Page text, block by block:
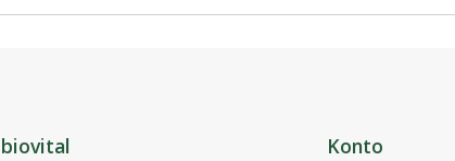
biovital Konto